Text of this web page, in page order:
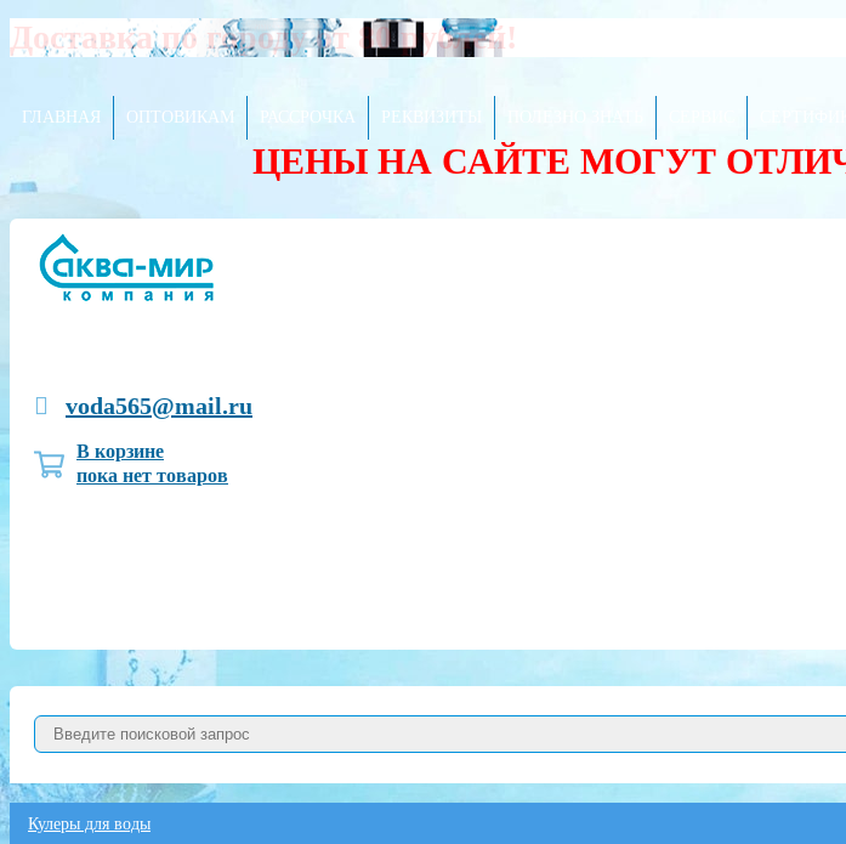
Доставка по городу от 80 рублей!
ГЛАВНАЯ ОПТОВИКАМ РАССРОЧКА РЕКВИЗИТЫ
ЦЕНЫ НА САЙТЕ МОГУТ
voda565@mail.ru
В корзине
пока нет товаров
Кулеры для воды